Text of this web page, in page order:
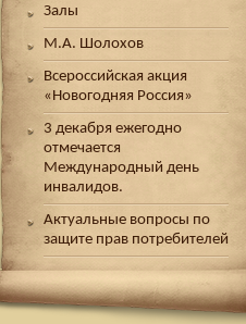
Залы
М.А. Шолохов
Всероссийская акция
«Новогодняя Россия»
3 декабря ежегодно
отмечается
Международный день
инвалидов.
Актуальные вопросы по
защите прав потребителей